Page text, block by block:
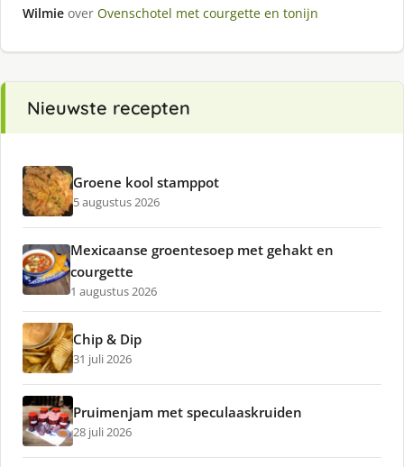
Wilmie over Ovenschotel met courgette en tonijn
Nieuwste recepten
Groene kool stamppot
5 augustus 2026
Mexicaanse groentesoep met gehakt en
courgette
1 augustus 2026
Chip & Dip
31 juli 2026
Pruimenjam met speculaaskruiden
28 juli 2026